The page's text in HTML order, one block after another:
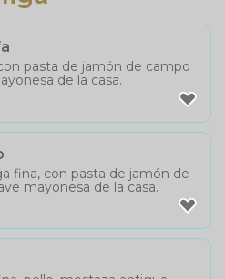
pasta de jamón de campo
de la casa.
fina, con pasta de jamón de
mayonesa de la casa.